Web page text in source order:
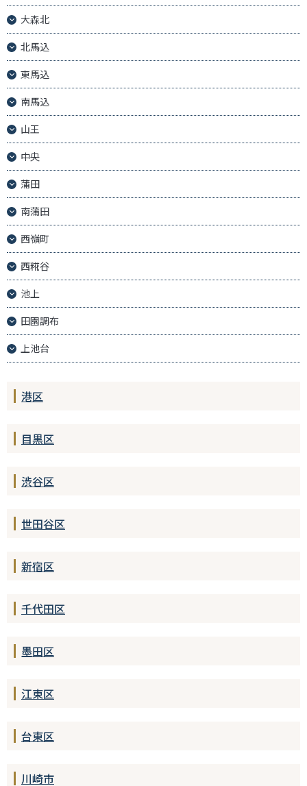
大森北
北馬込
東馬込
南馬込
山王
中央
蒲田
南蒲田
西嶺町
西糀谷
池上
田園調布
上池台
港区
目黒区
渋谷区
世田谷区
新宿区
千代田区
墨田区
江東区
台東区
川崎市